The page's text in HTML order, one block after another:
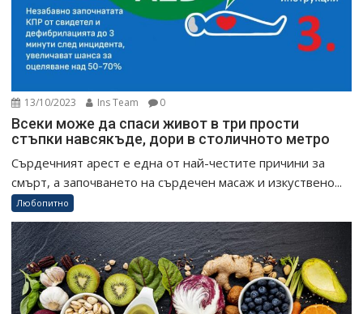
13/10/2023 Ins Team 0
Всеки може да спаси живот в три прости
стъпки навсякъде, дори в столичното метро
Сърдечният арест е една от най-честите причини за
смърт, а започването на сърдечен масаж и изкуствено...
Любопитно